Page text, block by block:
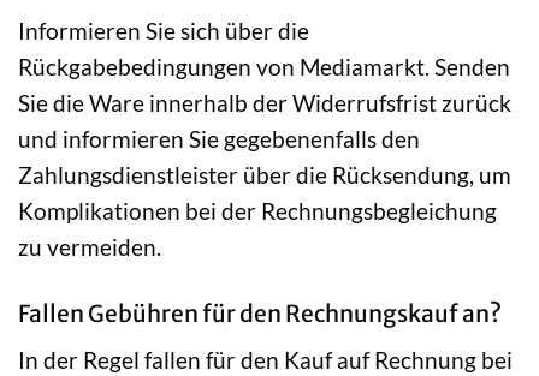
Informieren Sie sich über die
Rückgabebedingungen von Mediamarkt. Senden
Sie die Ware innerhalb der Widerrufsfrist zurück
und informieren Sie gegebenenfalls den
Zahlungsdienstleister über die Rücksendung, um
Komplikationen bei der Rechnungsbegleichung
zu vermeiden.
Fallen Gebühren für den Rechnungskauf an?
In der Regel fallen für den Kauf auf Rechnung bei